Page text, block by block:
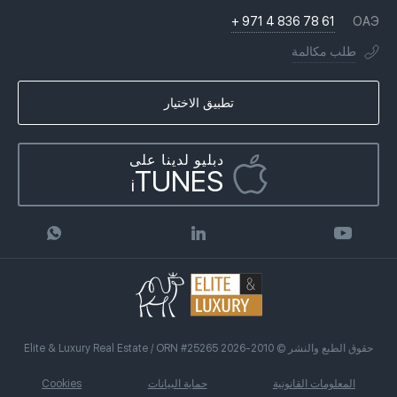
الانتقال إلى دبي ، الإمارات العربية المتحدة
الجنسية الإماراتية
أسئلة وأجوبة
الكتب
Infographics
التراخيص
ОАЭ
+ 971 4 836 78 61
طلب مكالمة
تطبيق الاختيار
دبليو لدينا على
iTUNES
حقوق الطبع والنشر © 2010-2026 Elite & Luxury Real Estate / ORN #25265
المعلومات القانونية حماية البيانات Cookies